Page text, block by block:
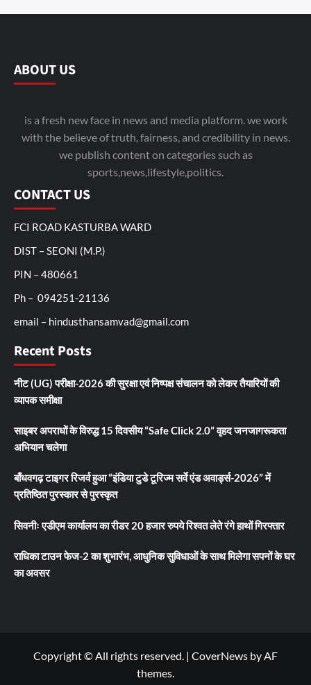
ABOUT US
is a fresh new face in news and media platform. we work
with the believe of truth, fairness, and credibility in news.
we publish content on categories such as
sports,news,lifestyle,politics.
CONTACT US
FCI ROAD KASTURBA WARD
DIST – SEONI (M.P.)
PIN – 480661
Ph – 094251-21136
email – hindusthansamvad@gmail.com
Recent Posts
नीट (UG) परीक्षा-2026 की सुरक्षा एवं निष्पक्ष संचालन को लेकर तैयारियों की
व्यापक समीक्षा
साइबर अपराधों के विरुद्ध 15 दिवसीय “Safe Click 2.0” वृहद जनजागरूकता
अभियान चलेगा
बाँधवगढ़ टाइगर रिजर्व हुआ “इंडिया टुडे टूरिज्म सर्वे एंड अवार्ड्स-2026” में
प्रतिष्ठित पुरस्कार से पुरस्कृत
सिवनीः एडीएम कार्यालय का रीडर 20 हजार रुपये रिश्वत लेते रंगे हाथों गिरफ्तार
राधिका टाउन फेज-2 का शुभारंभ, आधुनिक सुविधाओं के साथ मिलेगा सपनों के घर
का अवसर
Copyright © All rights reserved. | CoverNews by AF
themes.